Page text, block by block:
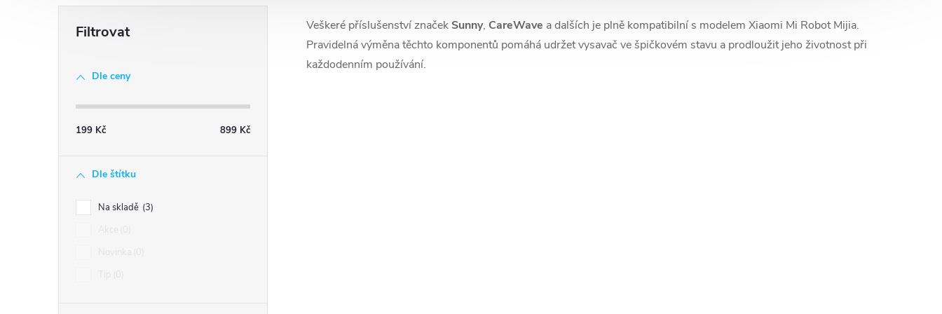
Dle ceny
199 Kč 899 Kč
Dle štítku
Na skladě 3
v
k
y
Veškeré příslušenství značek Sunny, CareWave a dalších je plně kompatibilní s modelem Xiaomi Mi Robot Mijia.
Pravidelná výměna těchto komponentů pomáhá udržet vysavač ve špičkovém stavu a prodloužit jeho životnost při
každodenním používání.